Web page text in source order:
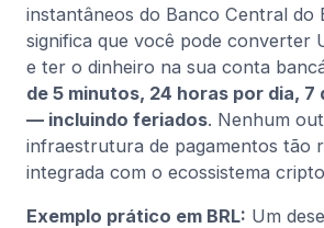
instantâneos do Banco Central do
significa que você pode converter
e ter o dinheiro na sua conta
de 5 minutos, 24 horas por dia, 7
— incluindo feriados. Nenhum
infraestrutura de pagamentos tão
integrada com o ecossistema
Exemplo prático em BRL: Um